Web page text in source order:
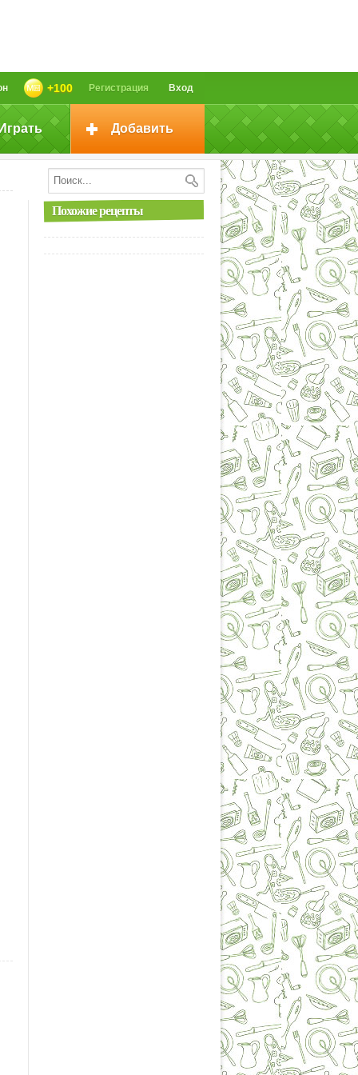
Вход
Регистрация
+100
Добавить
Похожие рецепты